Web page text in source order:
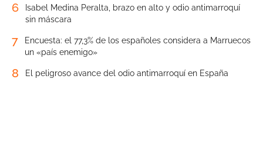
6
Isabel Medina Peralta, brazo en alto y odio antimarroquí
sin máscara
7
Encuesta: el 77,3% de los españoles considera a Marruecos
un «país enemigo»
8 El peligroso avance del odio antimarroquí en España